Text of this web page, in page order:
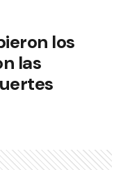
los
las